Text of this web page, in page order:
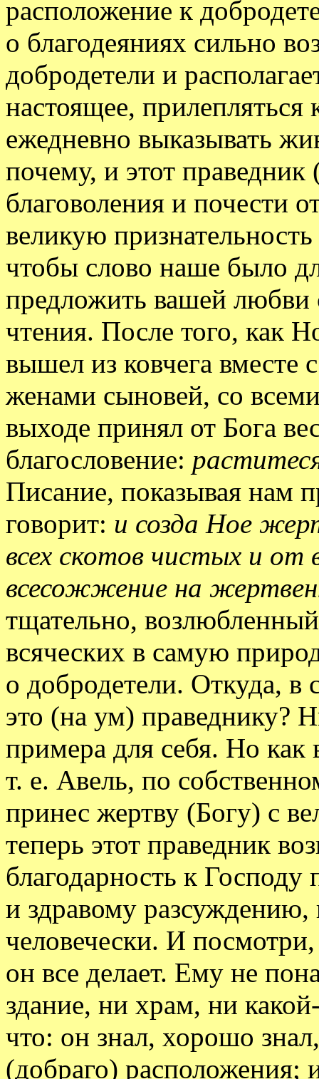
расположение к
о благодеяниях сильно
добродетели и
настоящее, прилепляться
ежедневно выказывать
почему, и этот
благоволения и почести
великую
чтобы слово наше было
предложить вашей любви
чтения. После того, как
вышел из ковчега
женами сыновей, со
выходе принял от Бога
благословение:
Писание, показывая нам
говорит: и созда Ное
всех скотов чистых и от
всесожжение на
тщательно,
всяческих в самую
о добродетели. Откуда,
это (на ум) праведнику?
примера для себя. Но как
т. е. Авель, по
принес жертву (Богу) с
теперь этот праведник
благодарность к
и здравому разсуждению,
человечески. И
он все делает. Ему не
здание, ни храм, ни
что: он знал, хорошо
(добраго) расположения;